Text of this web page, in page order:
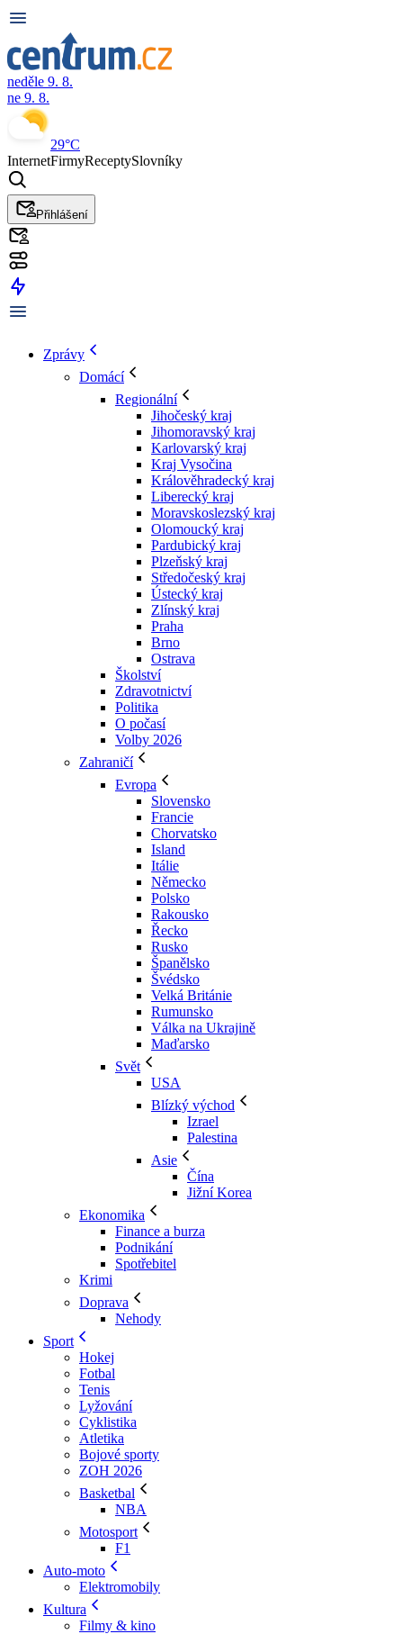
neděle 9. 8.
ne 9. 8.
29°C
InternetFirmyReceptySlovníky
Přihlášení
Zprávy
Domácí
Regionální
Jihočeský kraj
Jihomoravský kraj
Karlovarský kraj
Kraj Vysočina
Králověhradecký kraj
Liberecký kraj
Moravskoslezský kraj
Olomoucký kraj
Pardubický kraj
Plzeňský kraj
Středočeský kraj
Ústecký kraj
Zlínský kraj
Praha
Brno
Ostrava
Školství
Zdravotnictví
Politika
O počasí
Volby 2026
Zahraničí
Evropa
Slovensko
Francie
Chorvatsko
Island
Itálie
Německo
Polsko
Rakousko
Řecko
Rusko
Španělsko
Švédsko
Velká Británie
Rumunsko
Válka na Ukrajině
Maďarsko
Svět
USA
Blízký východ
Izrael
Palestina
Asie
Čína
Jižní Korea
Ekonomika
Finance a burza
Podnikání
Spotřebitel
Krimi
Doprava
Nehody
Sport
Hokej
Fotbal
Tenis
Lyžování
Cyklistika
Atletika
Bojové sporty
ZOH 2026
Basketbal
NBA
Motosport
F1
Auto-moto
Elektromobily
Kultura
Filmy & kino